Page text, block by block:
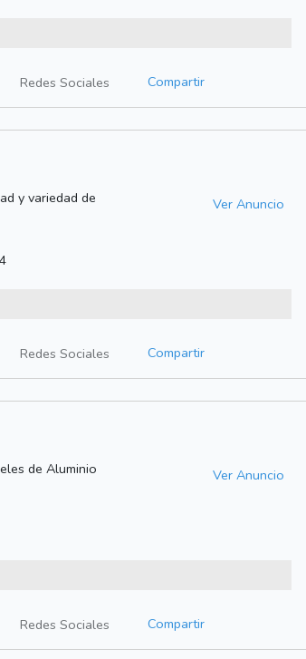
Redes Sociales Compartir
y variedad de
Ver Anuncio
Redes Sociales Compartir
de Aluminio
Ver Anuncio
Redes Sociales Compartir